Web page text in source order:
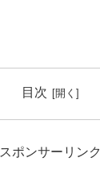
目次
スポンサーリンク